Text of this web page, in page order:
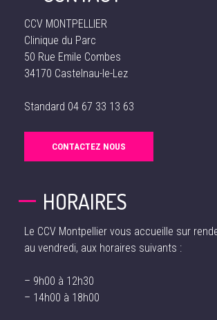
CCV MONTPELLIER
Clinique du Parc
50 Rue Emile Combes
34170 Castelnau-le-Lez
Standard 04 67 33 13 63
CONTACTEZ NOUS
HORAIRES
Le CCV Montpellier vous accueille sur
au vendredi, aux horaires suivants :
– 9h00 à 12h30
– 14h00 à 18h00